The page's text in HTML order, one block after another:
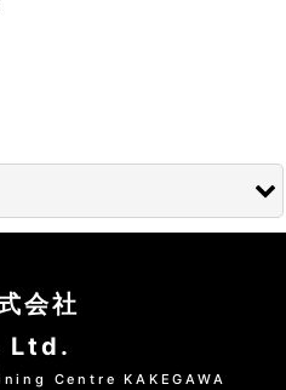
会社
Ltd.
Centre KAKEGAWA